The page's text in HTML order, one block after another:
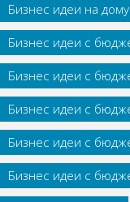
Бизнес идеи на дому
Бизнес идеи с
Бизнес идеи с
Бизнес идеи с
Бизнес идеи с
Бизнес идеи с